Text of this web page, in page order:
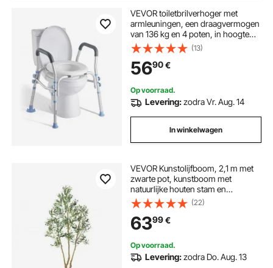
vevor 2200w
vevor pressure vevor 28
vevor blower vevor 1200
vevor airless paint sprayer
vevor paint booth
vevor luchtverwarmer 2kw
VEVOR toiletbrilverhoger met
armleuningen, een draagvermogen
van 136 kg en 4 poten, in hoogte
verstelbare toiletbril met
spatbescherming voor ouderen,
senioren en zwangere vrouwen.
(13)
5690€
Op voorraad.
Levering:zodra Vr. Aug. 14
In winkelwagen
VEVOR Kunstolijfboom, 2,1 m met
zwarte pot, kunstboom met
natuurlijke houten stam en
realistische groene bladeren en
vruchten, kunstplant voor binnen,
thuis, op kantoor en in de
woonkamer
(22)
6399€
Op voorraad.
Levering:zodra Do. Aug. 13